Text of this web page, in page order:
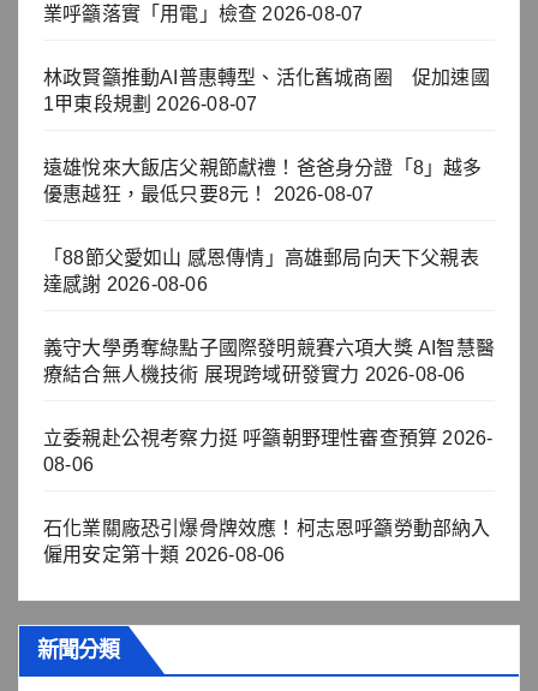
業呼籲落實「用電」檢查 2026-08-07
林政賢籲推動AI普惠轉型、活化舊城商圈 促加速國
1甲東段規劃 2026-08-07
遠雄悅來大飯店父親節獻禮！爸爸身分證「8」越多
優惠越狂，最低只要8元！
2026-08-07
「88節父愛如山 感恩傳情」高雄郵局向天下父親表
達感謝 2026-08-06
義守大學勇奪綠點子國際發明競賽六項大獎 AI智慧醫
療結合無人機技術 展現跨域研發實力 2026-08-06
立委親赴公視考察力挺 呼籲朝野理性審查預算 2026-
08-06
石化業關廠恐引爆骨牌效應！柯志恩呼籲勞動部納入
僱用安定第十類 2026-08-06
新聞分類